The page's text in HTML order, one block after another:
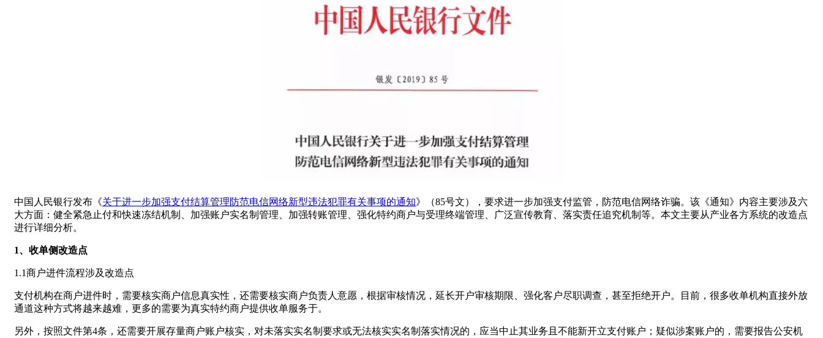
中国人民银行发布《关于进一步加强支付结算管理防范电信网络新型违法犯罪有关事项的通知》（85号文），要求进一步加强支付监管，防范电信网络诈骗。该《通知》内容主要涉及六
大方面：健全紧急止付和快速冻结机制、加强账户实名制管理、加强转账管理、强化特约商户与受理终端管理、广泛宣传教育、落实责任追究机制等。本文主要从产业各方系统的改造点
进行详细分析。
1、收单侧改造点
1.1商户进件流程涉及改造点
支付机构在商户进件时，需要核实商户信息真实性，还需要核实商户负责人意愿，根据审核情况，延长开户审核期限、强化客户尽职调查，甚至拒绝开户。目前，很多收单机构直接外放
通道这种方式将越来越难，更多的需要为真实特约商户提供收单服务于。
另外，按照文件第4条，还需要开展存量商户账户核实，对未落实实名制要求或无法核实实名制落实情况的，应当中止其业务且不能新开立支付账户；疑似涉案账户的，需要报告公安机